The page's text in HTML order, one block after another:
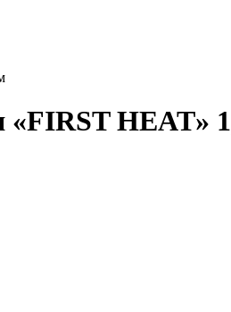
«FIRST HEAT»